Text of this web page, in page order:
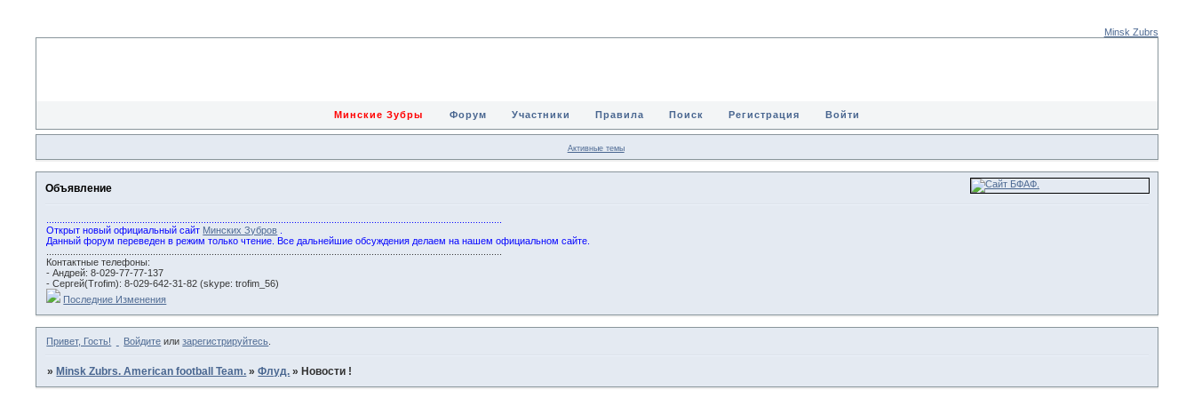
Minsk Zubrs
Минские Зубры Форум Участники Правила Поиск Регистрация Войти
Активные темы
Объявление
Открыт новый официальный сайт Минских Зубров
Данный форум переведен в режим только чтение. Все дальнейшие обсуждения делаем на нашем официальном сайте.
Контактные телефоны:
- Андрей: 8-029-77-77-137
- Сергей(Trofim): 8-029-642-31-82 (skype: trofim_56)
Последние Изменения
Привет, Гость! Войдите илизарегистрируйтесь
»Minsk Zubrs. American football Team. »Флуд. »Новости !